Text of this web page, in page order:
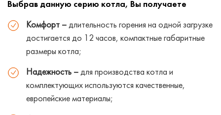
Выбрав данную серию котла, Вы получаете
Комфорт – длительность горения на одной загрузке
достигается до 12 часов, компактные габаритные
размеры котла;
Надежность – для производства котла и
комплектующих используются качественные,
европейские материалы;